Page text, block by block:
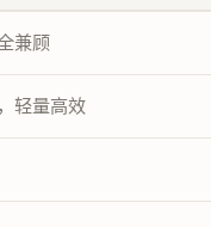
兼顾
轻量高效